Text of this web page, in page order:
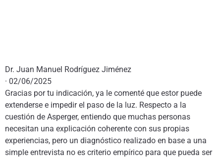
Dr. Juan Manuel Rodríguez Jiménez
· 02/06/2025
Gracias por tu indicación, ya le comenté que estor puede
extenderse e impedir el paso de la luz. Respecto a la
cuestión de Asperger, entiendo que muchas personas
necesitan una explicación coherente con sus propias
experiencias, pero un diagnóstico realizado en base a una
simple entrevista no es criterio empírico para que pueda ser